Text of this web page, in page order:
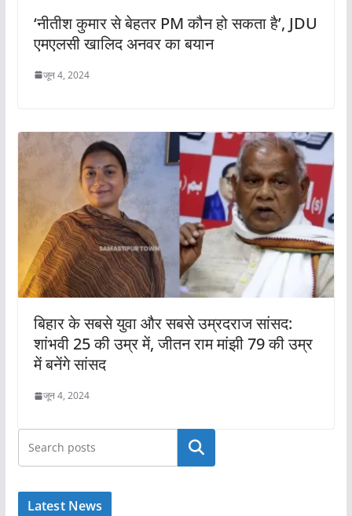
‘नीतीश कुमार से बेहतर PM कौन हो सकता है’, JDU
एमएलसी खालिद अनवर का बयान
जून 4, 2024
बिहार के सबसे युवा और सबसे उम्रदराज सांसद:
शांभवी 25 की उम्र में, जीतन राम मांझी 79 की उम्र
में बनेंगे सांसद
जून 4, 2024
खोजें
Latest News